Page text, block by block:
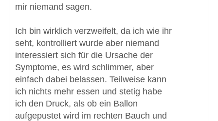
mir niemand sagen.
Ich bin wirklich verzweifelt, da ich wie ihr
seht, kontrolliert wurde aber niemand
interessiert sich für die Ursache der
Symptome, es wird schlimmer, aber
einfach dabei belassen. Teilweise kann
ich nichts mehr essen und stetig habe
ich den Druck, als ob ein Ballon
aufgepustet wird im rechten Bauch und